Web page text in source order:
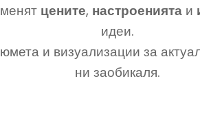
цените, настроениятаи
идеи.
и визуализации за
ни заобикаля.